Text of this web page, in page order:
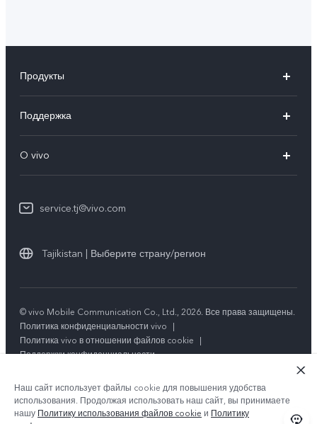
Продукты
V29 5G
V29
Y27s
Y02t
Y33s
Поддержка
Funtouch OS
IMEI аутентификация
Инструкции по гарантии vivo
O vivo
Пресс Центр
Центр конфиденциальности vivo
service.tj@vivo.com
Tajikistan | Выберите страну/регион
© vivo Mobile Communication Co., Ltd., 2026. Все права защищены.
Политика конфиденциальности vivo
|
Политика vivo в отношении файлов cookie
|
Поддержки конфиденциальности
Наш сайт использует файлы cookie для повышения удобства
использования. Продолжая использовать наш сайт, вы принимаете
нашу Политику использования файлов cookie и Политику